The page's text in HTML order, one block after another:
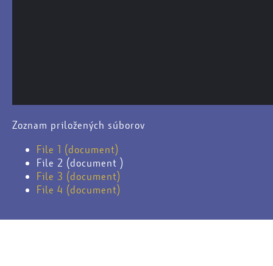
Zoznam priložených súborov
File 1 (document)
File 2 (document )
File 3 (document)
File 4 (document)